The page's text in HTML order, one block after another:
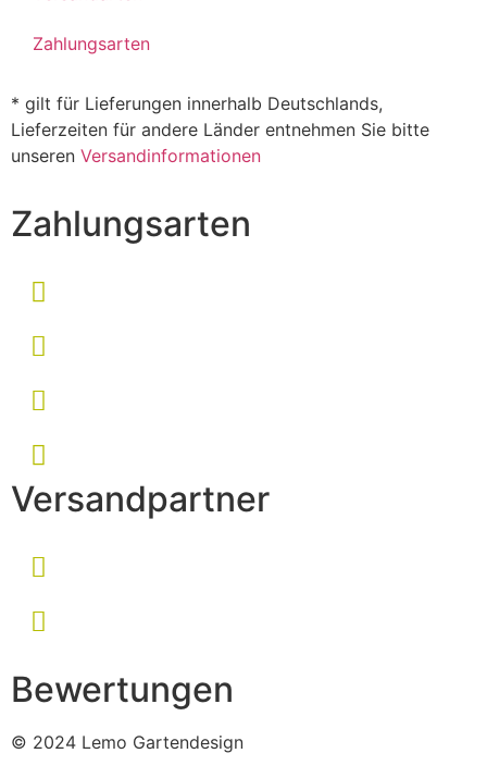
Zahlungsarten
* gilt für Lieferungen innerhalb Deutschlands,
Lieferzeiten für andere Länder entnehmen Sie bitte
unseren Versandinformationen
Zahlungsarten
Versandpartner
Bewertungen
© 2024 Lemo Gartendesign